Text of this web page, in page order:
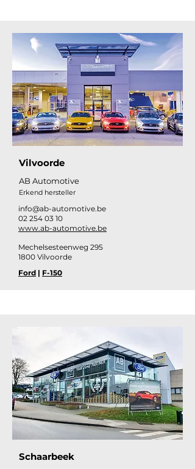
Vilvoorde
AB Automotive
Erkend hersteller
info@ab-automotive.be
02 254 03 10
www.ab-automotive.be
Mechelsesteenweg 295
1800 Vilvoorde
Ford | F-150
Schaarbeek